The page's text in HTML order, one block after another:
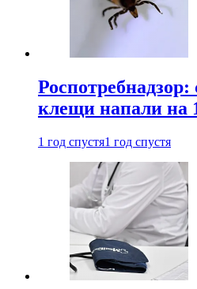
Роспотребнадзор:
клещи напали на
1 год спустя1 год спустя